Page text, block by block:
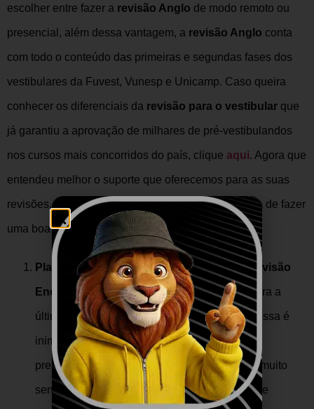
escolher entre fazer a revisão Anglo de modo remoto ou
presencial, além dessa vantagem, a revisão Anglo conta
com todo o conteúdo das primeiras e segundas fases dos
vestibulares da Fuvest, Vunesp e Unicamp. Caso queira
conhecer os diferenciais da revisão para o vestibular que
já garantiu a aprovação de milhares de pré-vestibulandos
nos cursos mais concorridos do país, clique aqui. Agora que
entendeu melhor o suporte que oferecemos para as suas
revisões, veja 5 coisas que podem o ajudar na hora de fazer
uma boarevisão para o vestibular
Planeje-se: seja para arevisão Fuvestourevisão
Enem , é importante que nunca deixe nada para a
última hora. Há um velho ditado que diz: a pressa é
inimiga da perfeiçãoe, quando o assunto é
preparação para o vestibular, esse ditado faz muito
sentido. Dessa forma, para evitar o acúmulo de